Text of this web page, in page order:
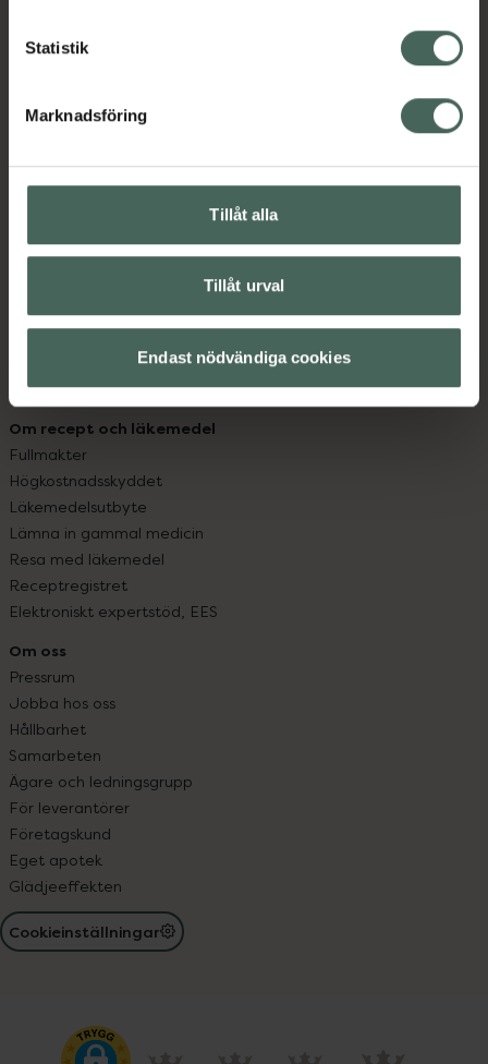
Statistik
Marknadsföring
Tillåt alla
Tillåt urval
Endast nödvändiga cookies
datorn. Oavsett vem du är så är det vårt uppdrag att
hjälpa just dig att må lite bättre. Välkommen att prata
Handla tryggt
Leverans, betalning och retur
Kundklubb
Sajtens tillgänglighet
Köpvillkor
Om recept och läkemedel
Fullmakter
Högkostnadsskyddet
Läkemedelsutbyte
Lämna in gammal medicin
Resa med läkemedel
Receptregistret
Elektroniskt expertstöd, EES
Om oss
Pressrum
Jobba hos oss
Hållbarhet
Samarbeten
Ägare och ledningsgrupp
För leverantörer
Företagskund
Eget apotek
Glädjeeffekten
Cookieinställningar